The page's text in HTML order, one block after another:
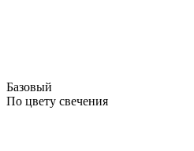
Базовый
По цвету свечения